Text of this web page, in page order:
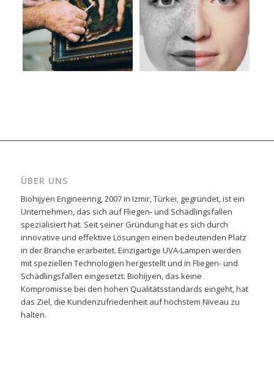
ÜBER UNS
Biohijyen Engineering, 2007 in Izmir, Türkei, gegründet, ist ein
Unternehmen, das sich auf Fliegen- und Schädlingsfallen
spezialisiert hat. Seit seiner Gründung hat es sich durch
innovative und effektive Lösungen einen bedeutenden Platz
in der Branche erarbeitet. Einzigartige UVA-Lampen werden
mit speziellen Technologien hergestellt und in Fliegen- und
Schädlingsfallen eingesetzt. Biohijyen, das keine
Kompromisse bei den hohen Qualitätsstandards eingeht, hat
das Ziel, die Kundenzufriedenheit auf höchstem Niveau zu
halten.